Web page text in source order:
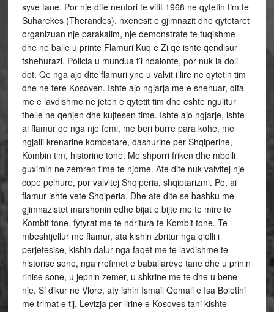
syve tane. Por nje dite nentori te vitit 1968 ne qytetin tim te
Suharekes (Therandes), nxenesit e gjimnazit dhe qytetaret
organizuan nje parakalim, nje demonstrate te fuqishme
dhe ne balle u printe Flamuri Kuq e Zi qe ishte qendisur
fshehurazi. Policia u mundua t’i ndalonte, por nuk ia doli
dot. Qe nga ajo dite flamuri yne u valvit i lire ne qytetin tim
dhe ne tere Kosoven. Ishte ajo ngjarja me e shenuar, dita
me e lavdishme ne jeten e qytetit tim dhe eshte ngulitur
thelle ne qenjen dhe kujtesen time. Ishte ajo ngjarje, ishte
ai flamur qe nga nje femi, me beri burre para kohe, me
ngjalli krenarine kombetare, dashurine per Shqiperine,
Kombin tim, historine tone. Me shporri friken dhe mbolli
guximin ne zemren time te njome. Ate dite nuk valvitej nje
cope pelhure, por valvitej Shqiperia, shqiptarizmi. Po, ai
flamur ishte vete Shqiperia. Dhe ate dite se bashku me
gjimnazistet marshonin edhe bijat e bijte me te mire te
Kombit tone, fytyrat me te ndritura te Kombit tone. Te
mbeshtjellur me flamur, ata kishin zbritur nga qielli i
perjetesise, kishin dalur nga faqet me te lavdishme te
historise sone, nga rrefimet e baballareve tane dhe u prinin
rinise sone, u jepnin zemer, u shkrine me te dhe u bene
nje. Si dikur ne Vlore, aty ishin Ismail Qemali e Isa Boletini
me trimat e tij. Levizja per lirine e Kosoves tani kishte